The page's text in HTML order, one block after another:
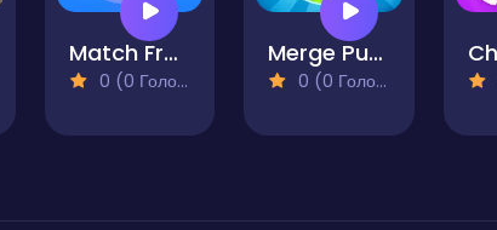
Match Fruits in Bubbles!
0 (0 Голосів)
Merge Puzzles Fold the Watermelon!
0 (0 Голосів)